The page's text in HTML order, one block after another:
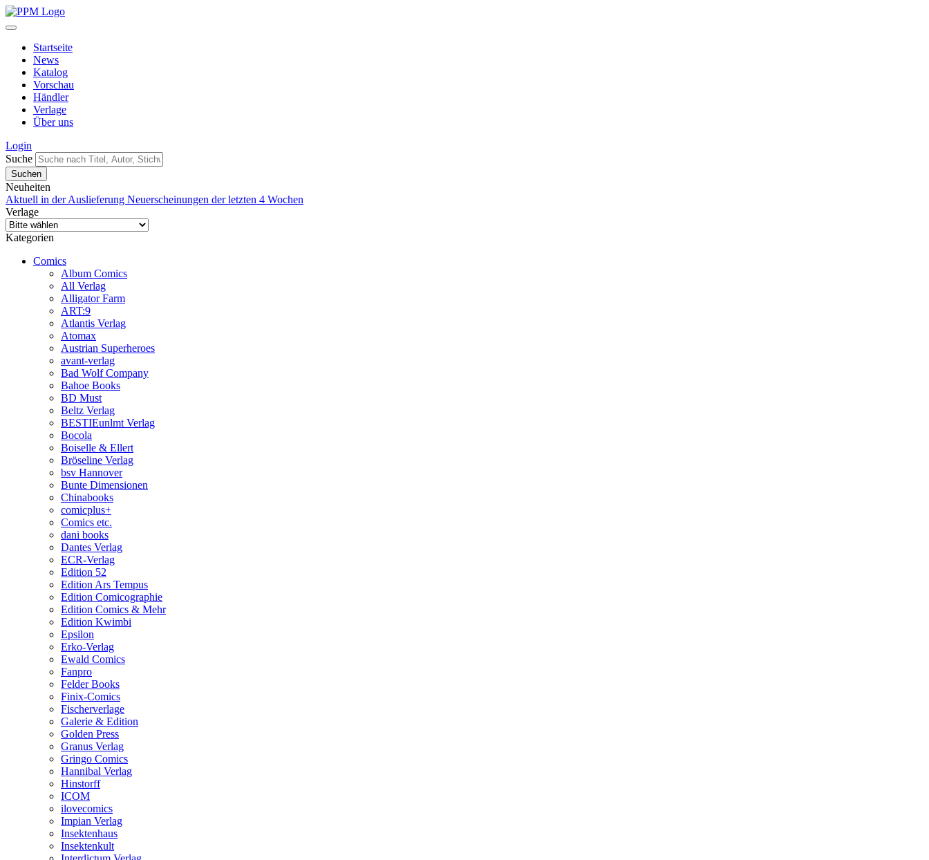
Startseite
News
Katalog
Vorschau
Händler
Verlage
Über uns
Login
Suche
Neuheiten
Aktuell in der Auslieferung Neuerscheinungen der letzten 4 Wochen
Verlage
Kategorien
Comics
Album Comics
All Verlag
Alligator Farm
ART:9
Atlantis Verlag
Atomax
Austrian Superheroes
avant-verlag
Bad Wolf Company
Bahoe Books
BD Must
Beltz Verlag
BESTIEunlmt Verlag
Bocola
Boiselle & Ellert
Bröseline Verlag
bsv Hannover
Bunte Dimensionen
Chinabooks
comicplus+
Comics etc.
dani books
Dantes Verlag
ECR-Verlag
Edition 52
Edition Ars Tempus
Edition Comicographie
Edition Comics & Mehr
Edition Kwimbi
Epsilon
Erko-Verlag
Ewald Comics
Fanpro
Felder Books
Finix-Comics
Fischerverlage
Galerie & Edition
Golden Press
Granus Verlag
Gringo Comics
Hannibal Verlag
Hinstorff
ICOM
ilovecomics
Impian Verlag
Insektenhaus
Insektenkult